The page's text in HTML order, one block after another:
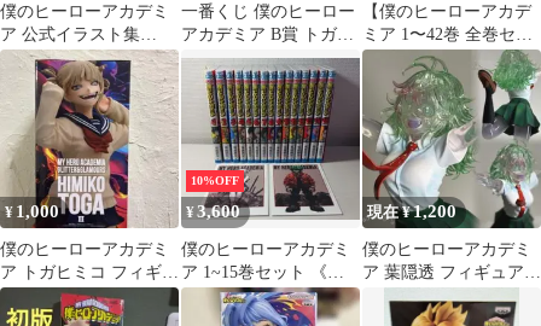
僕のヒーローアカデミ
ア 公式イラスト集
Ultra Artworks
一番くじ 僕のヒーロー
アカデミア B賞 トガヒ
ミコ ヒロアカ
【僕のヒーローアカデ
ミア 1〜42巻 全巻セッ
ト＋映画特典】
¥ 1,000
僕のヒーローアカデミ
ア トガヒミコ フィギュ
ア
GLITTER&GLAMOUR
10%OFF
¥3,600
僕のヒーローアカデミ
ア 1~15巻セット 《特
典のポストカード2枚付
現在 ¥1,200
僕のヒーローアカデミ
ア 葉隠透 フィギュア